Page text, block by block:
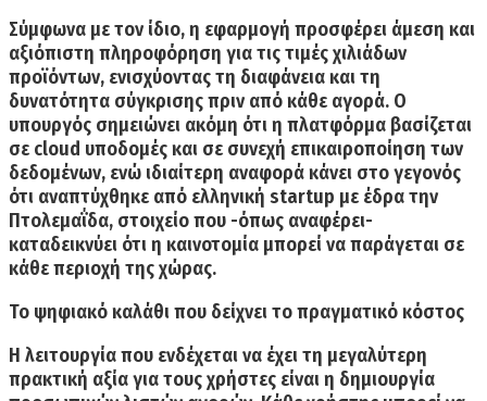
Σύμφωνα με τον ίδιο,η εφαρμογή προσφέρει άμεση και
αξιόπιστη πληροφόρηση για τις τιμές χιλιάδων
προϊόντων, ενισχύοντας τη διαφάνεια και τη
δυνατότητα σύγκρισης πριν από κάθε αγορά. Ο
υπουργός σημειώνει ακόμη ότι η πλατφόρμα βασίζεται
σε cloud υποδομές και σε συνεχή επικαιροποίηση των
δεδομένων, ενώ ιδιαίτερη αναφορά κάνει στο γεγονός
ότι αναπτύχθηκε από ελληνική startup με έδρα την
Πτολεμαΐδα, στοιχείο που -όπως αναφέρει-
καταδεικνύει ότι η καινοτομία μπορεί να παράγεται σε
κάθε περιοχή της χώρας.
Το ψηφιακό καλάθι που δείχνει το πραγματικό κόστος
Η λειτουργία που ενδέχεται να έχει τη μεγαλύτερη
πρακτική αξία για τους χρήστες είναι η δημιουργία